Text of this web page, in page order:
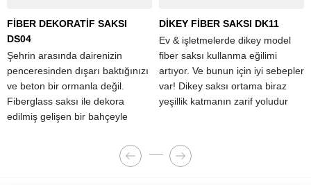
FİBER DEKORATİF SAKSI
DS04
Şehrin arasında dairenizin
penceresinden dışarı baktığınızı
ve beton bir ormanla değil.
Fiberglass saksı ile dekora
edilmiş gelişen bir bahçeyle
DİKEY FİBER SAKSI DK11
Ev & işletmelerde dikey model
fiber saksı kullanma eğilimi
artıyor. Ve bunun için iyi sebepler
var! Dikey saksı ortama biraz
yeşillik katmanın zarif yoludur